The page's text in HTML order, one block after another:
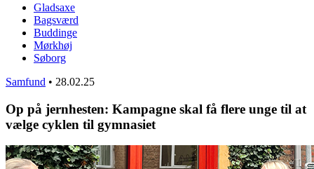
Gladsaxe
Bagsværd
Buddinge
Mørkhøj
Søborg
Samfund • 28.02.25
Op på jernhesten: Kampagne skal få flere unge til at
vælge cyklen til gymnasiet